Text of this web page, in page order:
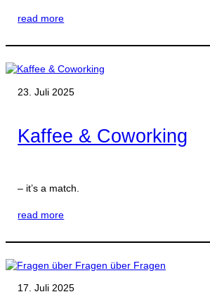
read more
23. Juli 2025
Kaffee & Coworking
– it’s a match.
read more
17. Juli 2025